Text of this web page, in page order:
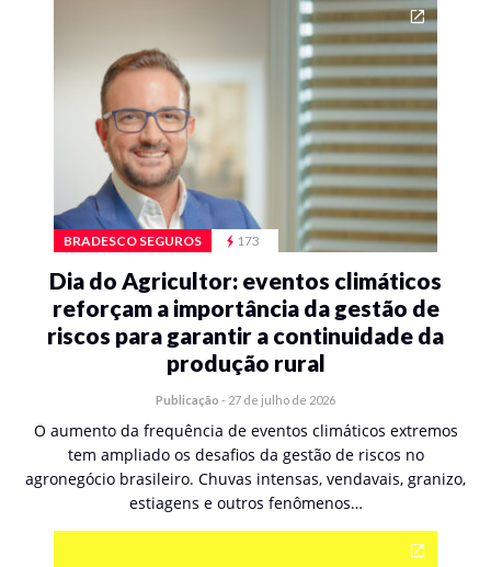
BRADESCO SEGUROS 173
Dia do Agricultor: eventos climáticos
reforçam a importância da gestão de
riscos para garantir a continuidade da
produção rural
Publicação - 27 de julho de 2026
O aumento da frequência de eventos climáticos extremos
tem ampliado os desafios da gestão de riscos no
agronegócio brasileiro. Chuvas intensas, vendavais, granizo,
estiagens e outros fenômenos…